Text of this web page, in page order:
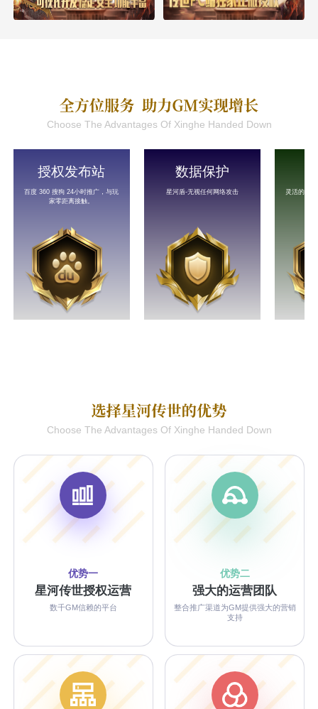
Choose The Advantages Of Xinghe Handed Down
授权发布站
百度 360 搜狗 24小时推广，与玩
家零距离接触。
数据保护
星河盾-无视任何网络攻击 灵活的授
Choose The Advantages Of Xinghe Handed Down
优势一
星河传世授权运营
数千GM信赖的平台
优势二
强大的运营团队
整合推广渠道为GM提供强大的营销
支持